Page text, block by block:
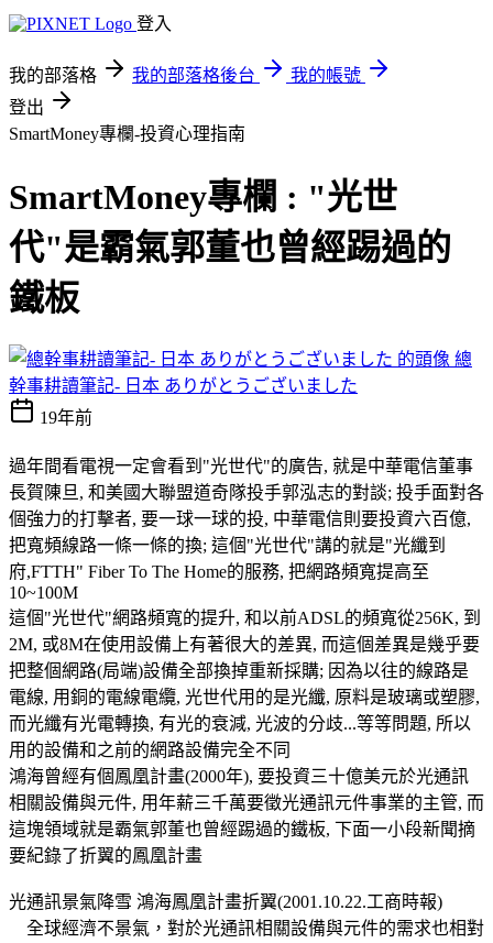
登入
我的部落格 我的部落格後台
我的帳號
登出
SmartMoney專欄-投資心理指南
SmartMoney專欄 : "光世
代"是霸氣郭董也曾經踢過的
鐵板
總
幹事耕讀筆記- 日本 ありがとうございました
19年前
過年間看電視一定會看到"光世代"的廣告, 就是中華電信董事
長賀陳旦, 和美國大聯盟道奇隊投手郭泓志的對談; 投手面對各
個強力的打擊者, 要一球一球的投, 中華電信則要投資六百億,
把寬頻線路一條一條的換; 這個"光世代"講的就是"光纖到
府,FTTH" Fiber To The Home的服務, 把網路頻寬提高至
10~100M
這個"光世代"網路頻寬的提升, 和以前ADSL的頻寬從256K, 到
2M, 或8M在使用設備上有著很大的差異, 而這個差異是幾乎要
把整個網路(局端)設備全部換掉重新採購; 因為以往的線路是
電線, 用銅的電線電纜, 光世代用的是光纖, 原料是玻璃或塑膠,
而光纖有光電轉換, 有光的衰減, 光波的分歧...等等問題, 所以
用的設備和之前的網路設備完全不同
鴻海曾經有個鳳凰計畫(2000年), 要投資三十億美元於光通訊
相關設備與元件, 用年薪三千萬要徵光通訊元件事業的主管, 而
這塊領域就是霸氣郭董也曾經踢過的鐵板, 下面一小段新聞摘
要紀錄了折翼的鳳凰計畫
光通訊景氣降雪 鴻海鳳凰計畫折翼(2001.10.22.工商時報)
全球經濟不景氣，對於光通訊相關設備與元件的需求也相對